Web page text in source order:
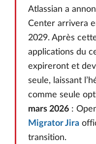
Atlassian a
Center arrivera
2029. Après
applications du
expireront et
seule, laissant
comme seule
mars 2026 :
Migrator Jira
transition.